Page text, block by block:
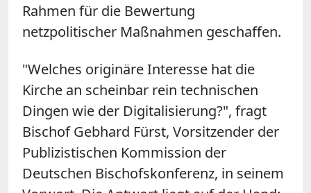
Rahmen für die Bewertung
netzpolitischer Maßnahmen geschaffen.
"Welches originäre Interesse hat die
Kirche an scheinbar rein technischen
Dingen wie der Digitalisierung?", fragt
Bischof Gebhard Fürst, Vorsitzender der
Publizistischen Kommission der
Deutschen Bischofskonferenz, in seinem